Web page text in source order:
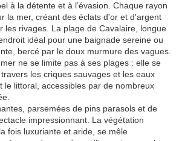
à la détente et à l’évasion. Chaque rayon
la mer, créant des éclats d'or et d'argent
les rivages. La plage de Cavalaire, longue
idéal pour une baignade sereine ou
bercé par le doux murmure des vagues.
ne se limite pas à ses plages : elle se
les criques sauvages et les eaux
le littoral, accessibles par de nombreux
parsemées de pins parasols et de
impressionnant. La végétation
fois luxuriante et aride, se mêle